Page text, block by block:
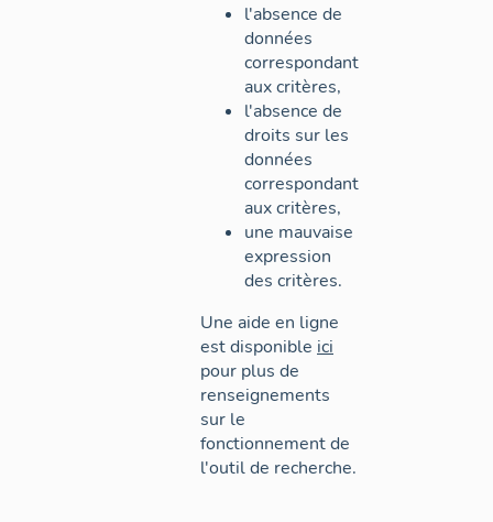
l'absence de
données
correspondant
aux critères,
l'absence de
droits sur les
données
correspondant
aux critères,
une mauvaise
expression
des critères.
Une aide en ligne
est disponible ici
pour plus de
renseignements
sur le
fonctionnement de
l'outil de recherche.